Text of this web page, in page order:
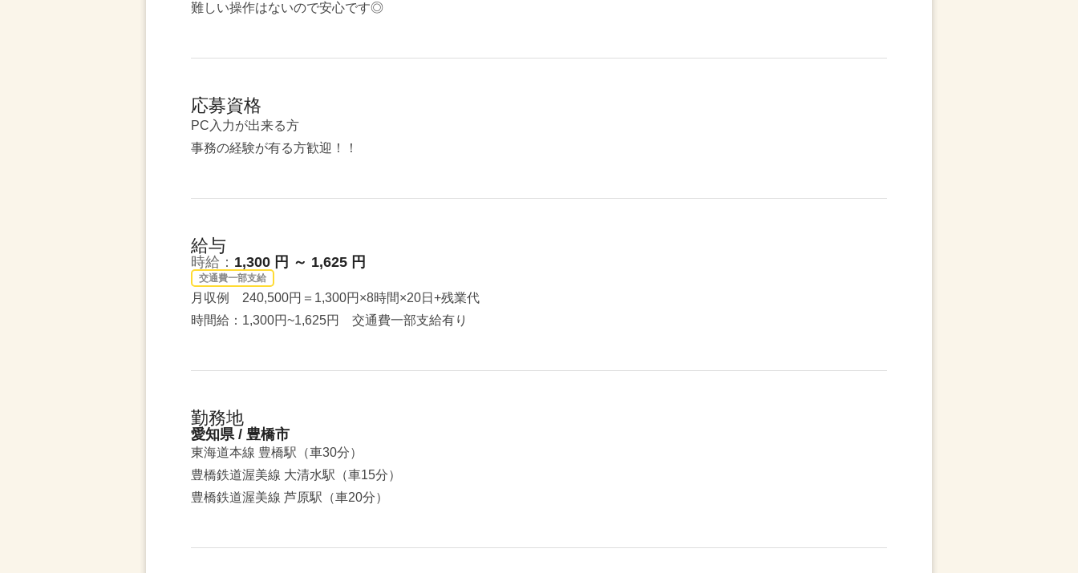
難しい操作はないので安心です◎
応募資格
PC入力が出来る方
事務の経験が有る方歓迎！！
給与
時給： 1,300 円 ～ 1,625 円
交通費一部支給
月収例 240,500円＝1,300円×8時間×20日+残業代
時間給：1,300円~1,625円 交通費一部支給有り
勤務地
愛知県 / 豊橋市
東海道本線 豊橋駅（車30分）
豊橋鉄道渥美線 大清水駅（車15分）
豊橋鉄道渥美線 芦原駅（車20分）